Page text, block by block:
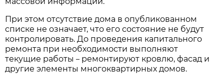
При этом отсутствие дома в опубликованном
списке не означает, что его состояние не будут
контролировать. До проведения капитального
ремонта при необходимости выполняют
текущие работы– ремонтируют кровлю, фасад и
другие элементы многоквартирных домов.